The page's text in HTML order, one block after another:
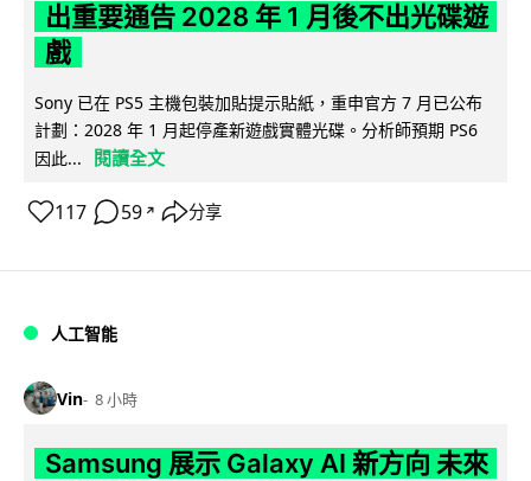
出重要通告 2028 年 1 月後不出光碟遊
戲
Sony 已在 PS5 主機包裝加貼提示貼紙，重申官方 7 月已公布
計劃：2028 年 1 月起停產新遊戲實體光碟。分析師預期 PS6
因此...
閱讀全文
117 59 ↗ 分享
人工智能
Vin 8 小時
Samsung 展示 Galaxy AI 新方向 未來